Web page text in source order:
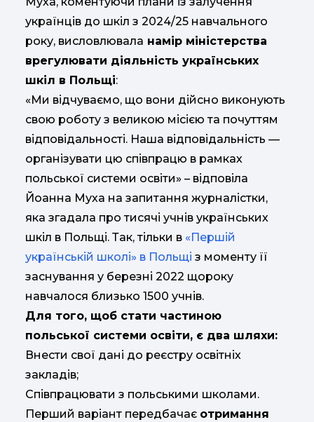
українців до шкіл з 2024/25 навчального
року, висловлювала намір міністерства
врегулювати діяльність українських
шкіл в Польщі:
«Ми відчуваємо, що вони дійсно виконують
свою роботу з великою місією та почуттям
відповідальності. Наша відповідальність —
організувати цю співпрацю в рамках
польської системи освіти» – відповіла
Йоанна Муха на запитання журналістки,
яка згадала про тисячі учнів українських
шкіл в Польщі. Так, тільки в «Першій
українській школі» в Польщі з моменту її
заснування у березні 2022 щороку
навчалося близько 1500 учнів.
Для того, щоб стати частиною
польської системи освіти, є два шляхи:
Внести свої дані до реєстру освітніх
закладів;
Співпрацювати з польськими школами.
Перший варіант передбачає отримання